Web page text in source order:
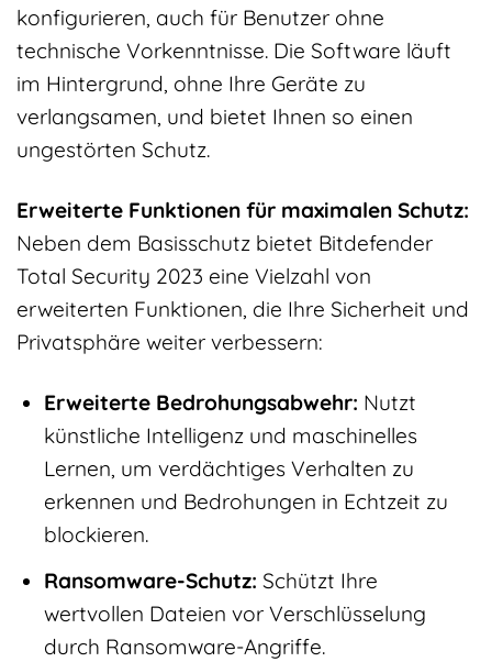
konfigurieren, auch für Benutzer ohne
technische Vorkenntnisse. Die Software läuft
im Hintergrund, ohne Ihre Geräte zu
verlangsamen, und bietet Ihnen so einen
ungestörten Schutz.
Erweiterte Funktionen für maximalen Schutz:
Neben dem Basisschutz bietet Bitdefender
Total Security 2023 eine Vielzahl von
erweiterten Funktionen, die Ihre Sicherheit und
Privatsphäre weiter verbessern:
Erweiterte Bedrohungsabwehr: Nutzt
künstliche Intelligenz und maschinelles
Lernen, um verdächtiges Verhalten zu
erkennen und Bedrohungen in Echtzeit zu
blockieren.
Ransomware-Schutz: Schützt Ihre
wertvollen Dateien vor Verschlüsselung
durch Ransomware-Angriffe.